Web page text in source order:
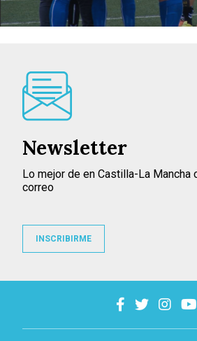
Newsletter
Lo mejor de en Castilla-La Mancha
correo
INSCRIBIRME